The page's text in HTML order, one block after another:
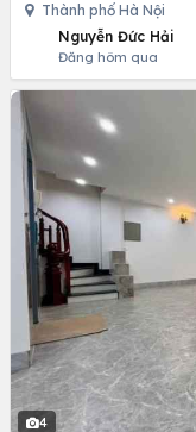
Thành phố Hà Nội
Nguyễn Đức Hải
Đăng hôm qua
4